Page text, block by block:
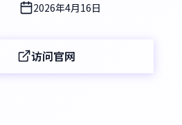
2026年4月16日
访问官网